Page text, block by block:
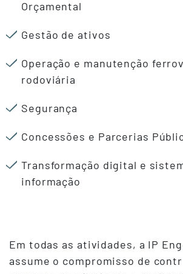
Orçamental
Gestão de ativos
Operação e manutenção
rodoviária
Segurança
Concessões e Parcerias
Transformação digital e
informação
Em todas as atividades, a IP
assume o compromisso de